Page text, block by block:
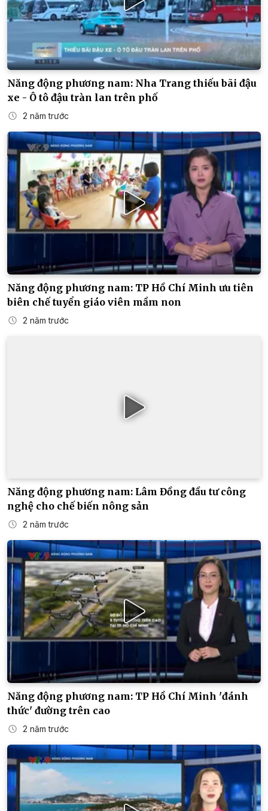
Năng động phương nam: Nha Trang thiếu bãi đậu
xe - Ô tô đậu tràn lan trên phố
2 năm trước
Năng động phương nam: TP Hồ Chí Minh ưu tiên
biên chế tuyển giáo viên mầm non
2 năm trước
Năng động phương nam: Lâm Đồng đầu tư công
nghệ cho chế biến nông sản
2 năm trước
Năng động phương nam: TP Hồ Chí Minh 'đánh
thức' đường trên cao
2 năm trước